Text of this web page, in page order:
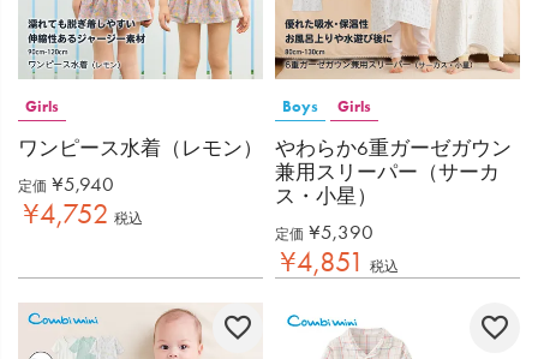
Girls
ワンピース水着（レモン）
定価 ¥5,940
¥4,752 税込
Boys Girls
やわらか6重ガーゼガウン
兼用スリーパー（サーカ
ス・小星）
定価 ¥5,390
¥4,851 税込